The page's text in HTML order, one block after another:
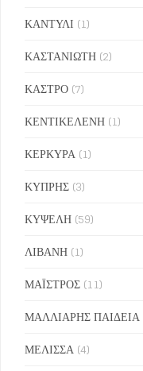
ΚΑΝΤΥΛΙ (1)
ΚΑΣΤΑΝΙΩΤΗ (2)
ΚΑΣΤΡΟ (7)
ΚΕΝΤΙΚΕΛΕΝΗ (1)
ΚΕΡΚΥΡΑ (1)
ΚΥΠΡΗΣ (3)
ΚΥΨΕΛΗ (59)
ΛΙΒΑΝΗ (1)
ΜΑΪΣΤΡΟΣ (11)
ΜΑΛΛΙΑΡΗΣ ΠΑΙΔΕΙΑ
ΜΕΛΙΣΣΑ (4)